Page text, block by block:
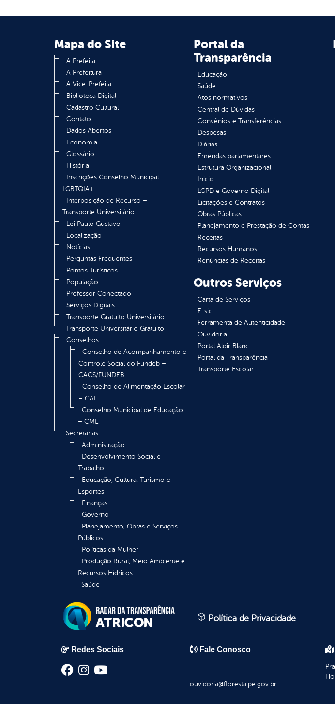
Mapa do Site
A Prefeita
A Prefeitura
A Vice-Prefeita
Biblioteca Digital
Cadastro Cultural
Contato
Dados Abertos
Economia
Glossário
História
Inscrições Conselho Municipal
LGBTQIA+
Interposição de Recurso –
Transporte Universitário
Lei Paulo Gustavo
Localização
Notícias
Perguntas Frequentes
Pontos Turísticos
População
Professor Conectado
Serviços Digitais
Transporte Gratuito Universitário
Transporte Universitário Gratuito
Conselhos
Conselho de Acompanhamento e
Controle Social do Fundeb –
CACS/FUNDEB
Conselho de Alimentação Escolar
– CAE
Conselho Municipal de Educação
– CME
Secretarias
Administração
Desenvolvimento Social e
Trabalho
Educação, Cultura, Turismo e
Esportes
Finanças
Governo
Planejamento, Obras e Serviços
Públicos
Políticas da Mulher
Produção Rural, Meio Ambiente e
Recursos Hídricos
Saúde
Portal da
Transparência
Educação
Saúde
Atos normativos
Central de Dúvidas
Convênios e Transferências
Despesas
Diárias
Emendas parlamentares
Estrutura Organizacional
Inicio
LGPD e Governo Digital
Licitações e Contratos
Obras Públicas
Planejamento e Prestação de Contas
Receitas
Recursos Humanos
Renúncias de Receitas
Outros Serviços
Carta de Serviços
E-sic
Ferramenta de Autenticidade
Ouvidoria
Portal Aldir Blanc
Portal da Transparência
Transporte Escolar
Política de Privacidade
Redes Sociais Fale Conosco
ouvidoria@floresta.pe.gov.br